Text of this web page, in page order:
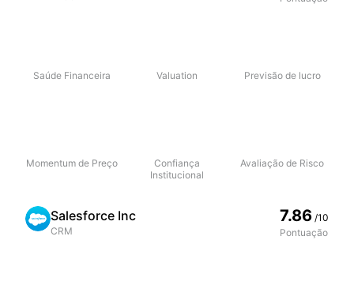
Saúde Financeira Valuation Previsão de lucro
Momentum de Preço
Confiança
Institucional
Avaliação de Risco
Salesforce Inc
CRM
7.86 /10
Pontuação